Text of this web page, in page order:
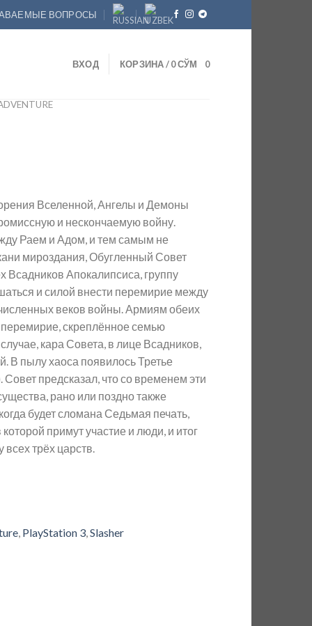
ВОПРОСЫ
ВХОД КОРЗИНА /0СЎМ 0
Вселенной, Ангелы и Демоны
и нескончаемую войну.
Раем и Адом, и тем самым не
мироздания, Обугленный Совет
Всадников Апокалипсиса, группу
и силой внести перемирие между
веков войны. Армиям обеих
скреплённое семью
кара Совета, в лице Всадников,
В пылу хаоса появилось Третье
предсказал, что со временем эти
рано или поздно также
будет сломана Седьмая печать,
примут участие и люди, и итог
трёх царств.
PlayStation 3 Slasher